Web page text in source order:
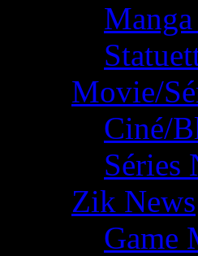
Movie/
Ciné/
Séries
Zik News
Game